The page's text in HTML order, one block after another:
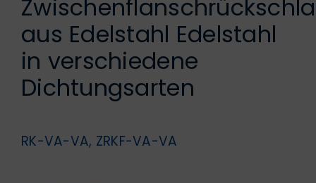
Englisch
aus Edelstahl Edelstahl
in verschiedene
Dichtungsarten
RK-VA-VA, ZRKF-VA-VA